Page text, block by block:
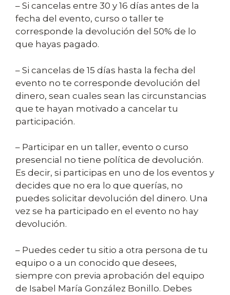
– Si cancelas entre 30 y 16 días antes de la
fecha del evento, curso o taller te
corresponde la devolución del 50% de lo
que hayas pagado.
– Si cancelas de 15 días hasta la fecha del
evento no te corresponde devolución del
dinero, sean cuales sean las circunstancias
que te hayan motivado a cancelar tu
participación.
– Participar en un taller, evento o curso
presencial no tiene política de devolución.
Es decir, si participas en uno de los eventos y
decides que no era lo que querías, no
puedes solicitar devolución del dinero. Una
vez se ha participado en el evento no hay
devolución.
– Puedes ceder tu sitio a otra persona de tu
equipo o a un conocido que desees,
siempre con previa aprobación del equipo
de Isabel María González Bonillo. Debes